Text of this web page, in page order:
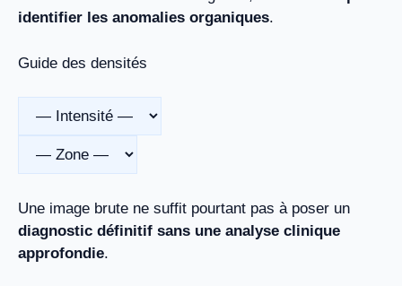
identifier les anomalies organiques.
Guide des densités
Une image brute ne suffit pourtant pas à poser un
diagnostic définitif sans une analyse clinique
approfondie.